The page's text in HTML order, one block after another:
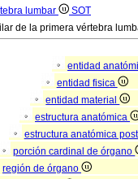
lumbar
SOT
de la primera vértebra
entidad
entidad fisica
entidad material
estructura anatómica
estructura anatómica
porción cardinal de órgano
región de órgano